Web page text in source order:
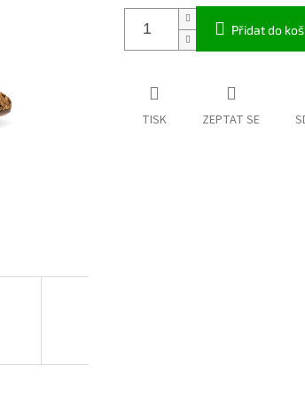
Přidat do
TISK ZEPTAT SE